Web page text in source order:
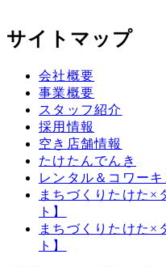
サイトマップ
会社概要
事業概要
スタッフ紹介
採用情報
空き店舗情報
たけたんでんき
レンタル＆コワー
まちづくりたけた×
ト】
まちづくりたけた×
ト】